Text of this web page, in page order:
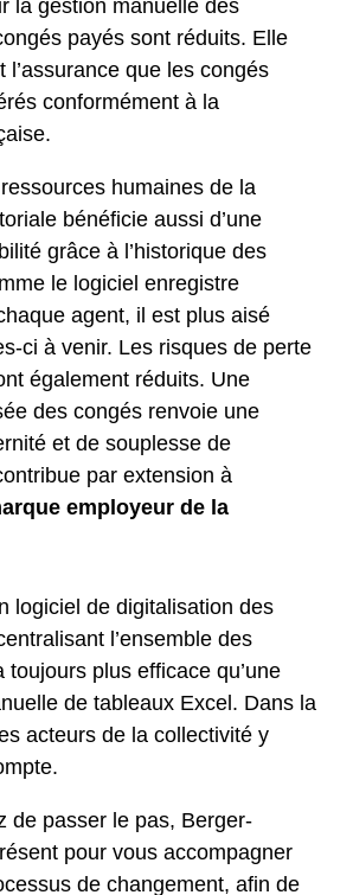
la gestion manuelle des
payés sont réduits. Elle
l’assurance que les congés
conformément à la
humaines de la
bénéficie aussi d’une
grâce à l’historique des
le logiciel enregistre
agent, il est plus aisé
ci à venir. Les risques de perte
également réduits. Une
des congés renvoie une
et de souplesse de
par extension à
employeur de la
logiciel de digitalisation des
l’ensemble des
toujours plus efficace qu’une
de tableaux Excel. Dans la
acteurs de la collectivité y
de passer le pas, Berger-
pour vous accompagner
de changement, afin de